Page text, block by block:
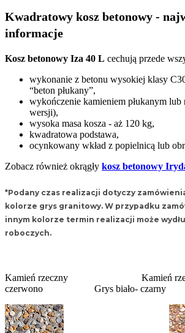
Kwadratowy kosz betonowy -
informacje
Kosz betonowy Iza 40 L cechują przede
wykonanie z betonu wysokiej klasy
“beton płukany”,
wykończenie kamieniem płukanym lub
wersji),
wysoka masa kosza - aż 120 kg,
kwadratowa podstawa,
ocynkowany wkład z popielnicą lub
Zobacz również okrągły kosz betonowy
*Podany czas realizacji dotyczy
kolorze grys granitowy. W przypadku
innym kolorze termin realizacji może
roboczych.
Kamień rzeczny Kamień
czerwono Grys biało- czarny